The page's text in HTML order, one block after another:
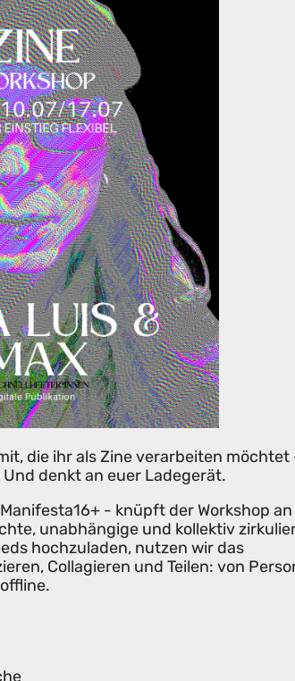
die ihr als Zine verarbeiten
denkt an euer Ladegerät.
- knüpft der Workshop
unabhängige und kollektiv
hochzuladen, nutzen wir das
Collagieren und Teilen: von